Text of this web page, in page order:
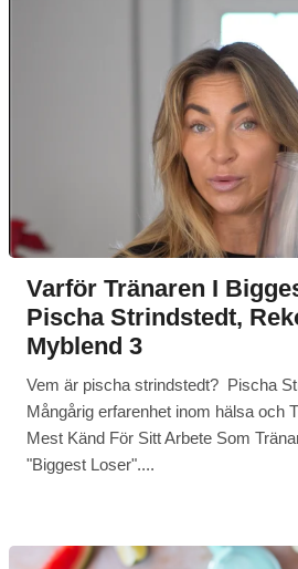
Varför Tränaren I
Pischa Strindstedt,
Myblend 3
Vem är pischa strindstedt? Pischa
Mångårig erfarenhet inom hälsa och
Mest Känd För Sitt Arbete Som
"Biggest Loser"....